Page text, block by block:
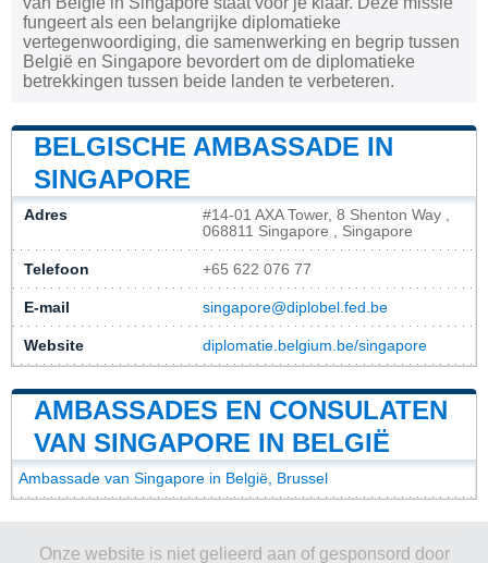
fungeert als een belangrijke diplomatieke
vertegenwoordiging, die samenwerking en begrip tussen
België en Singapore bevordert om de diplomatieke
betrekkingen tussen beide landen te verbeteren.
BELGISCHE AMBASSADE IN
SINGAPORE
Adres
#14-01 AXA Tower, 8 Shenton Way ,
068811 Singapore , Singapore
Telefoon +65 622 076 77
E-mail singapore@diplobel.fed.be
Website diplomatie.belgium.be/singapore
AMBASSADES EN CONSULATEN
VAN SINGAPORE IN BELGIË
Ambassade van Singapore in België, Brussel
Onze website is niet gelieerd aan of gesponsord door